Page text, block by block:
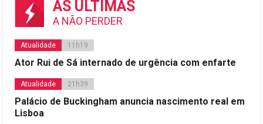
AS ÚLTIMAS
A NÃO PERDER
Atualidade 11h19
Ator Rui de Sá internado de urgência com enfarte
Atualidade 21h39
Palácio de Buckingham anuncia nascimento real em
Lisboa